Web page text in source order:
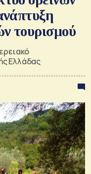
τουρισμού
Ελλάδας